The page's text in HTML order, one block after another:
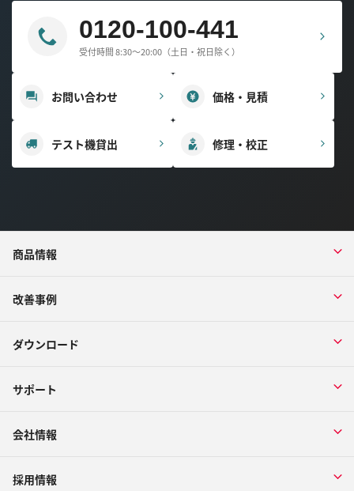
0120-100-441
受付時間 8:30～20:00（土日・祝日除く）
お問い合わせ 価格・見積
テスト機貸出 修理・校正
商品情報
改善事例
ダウンロード
サポート
会社情報
採用情報